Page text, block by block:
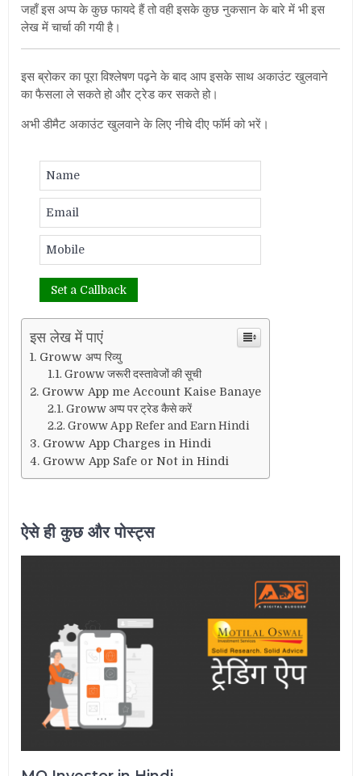
जहाँ इस अप्प के कुछ फायदे हैं तो वही इसके कुछ नुकसान के बारे में भी इस
लेख में चार्चा की गयी है।
इस ब्रोकर का पूरा विश्लेषण पढ़ने के बाद आप इसके साथ अकाउंट खुलवाने
का फैसला ले सकते हो और ट्रेड कर सकते हो।
अभी डीमैट अकाउंट खुलवाने के लिए नीचे दीए फॉर्म को भरें।
इस लेख में पाएं
Groww अप्प रिव्यु
Groww जरूरी दस्तावेजों की सूची
Groww App me Account Kaise Banaye
Groww अप्प पर ट्रेड कैसे करें
Groww App Refer and Earn Hindi
Groww App Charges in Hindi
Groww App Safe or Not in Hindi
ऐसे ही कुछ और पोस्ट्स